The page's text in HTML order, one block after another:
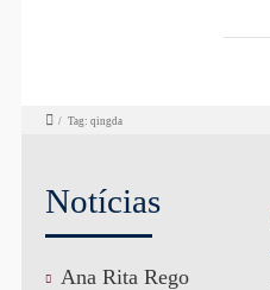
/ Tag: qingda
Notícias
Ana Rita Rego